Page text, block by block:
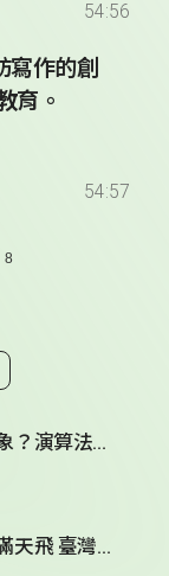
54:56
寫作的創
育。
54:57
8
演算法成為假訊息攻擊對象？演算法的三大運作邏輯？
俄烏戰爭改線上？假訊息滿天飛 臺灣人必須看懂的「資訊戰」